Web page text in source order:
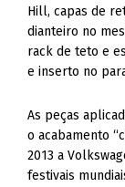
Hill, capas de
dianteiro no
rack de teto e
e inserto no
As peças
o acabamento
2013 a
festivais